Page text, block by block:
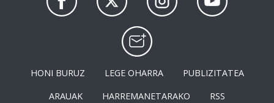
HONI BURUZ LEGE OHARRA
PUBLIZITATEA
ARAUAK
HARREMANETARAKO RSS